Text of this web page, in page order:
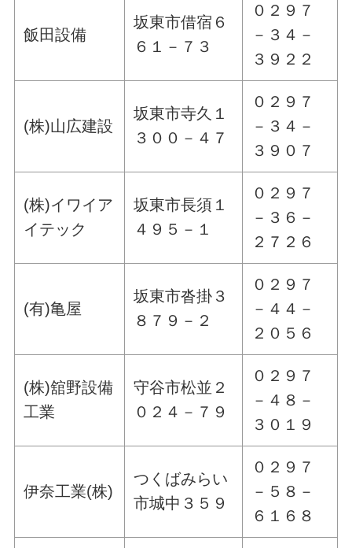
飯田設備
坂東市借宿６
６１－７３
０２９７
－３４－
３９２２
(株)山広建設
坂東市寺久１
３００－４７
０２９７
－３４－
３９０７
(株)イワイア
イテック
坂東市長須１
４９５－１
０２９７
－３６－
２７２６
(有)亀屋
坂東市沓掛３
８７９－２
０２９７
－４４－
２０５６
(株)舘野設備
工業
守谷市松並２
０２４－７９
０２９７
－４８－
３０１９
伊奈工業(株)
つくばみらい
市城中３５９
０２９７
－５８－
６１６８